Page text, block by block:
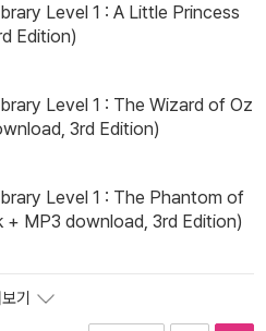
Level 1 : A Little Princess
Edition)
Level 1 : The Wizard of Oz
3rd Edition)
Level 1 : The Phantom of
MP3 download, 3rd Edition)
기